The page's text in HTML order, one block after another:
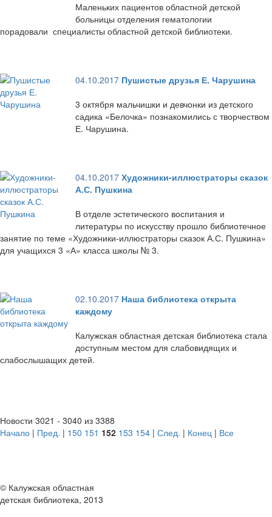
Маленьких пациентов областной детской
больницы отделения гематологии
порадовали специалисты областной детской библиотеки.
04.10.2017 Пушистые друзья Е. Чарушина
3 октября мальчишки и девчонки из детского
садика «Белочка» познакомились с творчеством
Е. Чарушина.
04.10.2017 Художники-иллюстраторы сказок
А.С. Пушкина
В отделе эстетического воспитания и
литературы по искусству прошло библиотечное
занятие по теме «Художники-иллюстраторы сказок А.С. Пушкина»
для учащихся 3 «А» класса школы № 3.
02.10.2017 Наша библиотека открыта
каждому
Калужская областная детская библиотека стала
доступным местом для слабовидящих и
слабослышащих детей.
Новости 3021 - 3040 из 3388
Начало | Пред. | 150 151 152 153 154 | След. | Конец | Все
© Калужская областная
детская библиотека, 2013